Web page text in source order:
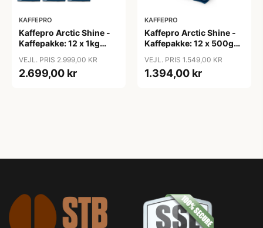
KAFFEPRO
Kaffepro Arctic Shine -
Kaffepakke: 12 x 1kg
VEJL. PRIS 2.999,00 KR
2.699,00 kr
KAFFEPRO
Kaffepro Arctic Shine -
Kaffepakke: 12 x 500g
VEJL. PRIS 1.549,00 KR
1.394,00 kr